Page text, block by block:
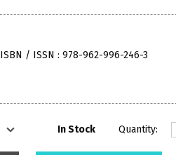
ISBN / ISSN : 978-962-996-246-3
In Stock Quantity: